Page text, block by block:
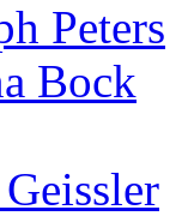
Peters
Bock